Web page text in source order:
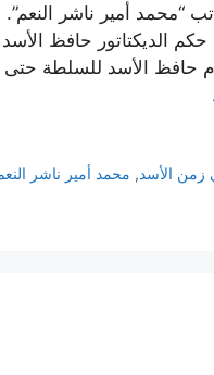
“محمد أمير ناشر
الديكتاتور حافظ
الأسد للسلطة حتى
زمن الأسد, محمد أمير ناشر